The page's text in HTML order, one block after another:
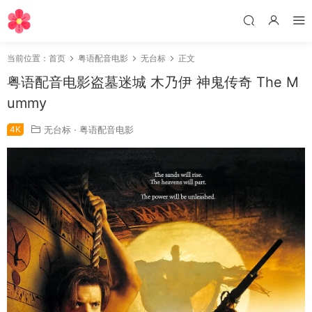
当前位置： 首页 粤语配音电影 无台标 正文
粤语配音电影盗墓迷城 木乃伊 神鬼传奇 The M
ummy
4K 无台标 · 粤语配音电影